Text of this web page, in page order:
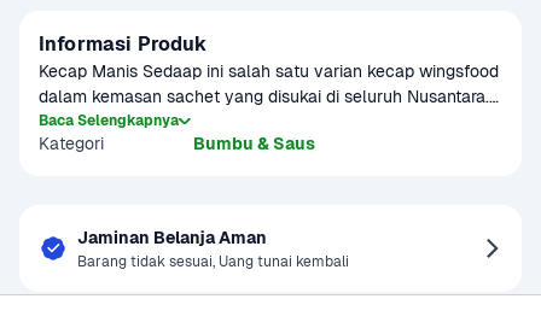
Informasi Produk
Kecap Manis Sedaap ini salah satu varian kecap wingsfood
dalam kemasan sachet yang disukai di seluruh Nusantara.
Bahan-bahan terbaik tersebut kemudian diolah secara
sempurna melalui pemurnian ganda, sehingga
Baca Selengkapnya
Kategori Bumbu & Saus
Jaminan Belanja Aman
Barang tidak sesuai, Uang tunai kembali